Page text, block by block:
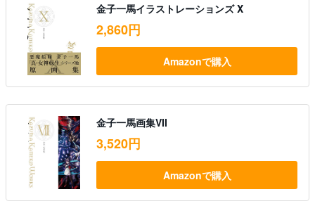
金子一馬イラストレーションズ X
2,860円
Amazonで購入
金子一馬画集VII
3,520円
Amazonで購入